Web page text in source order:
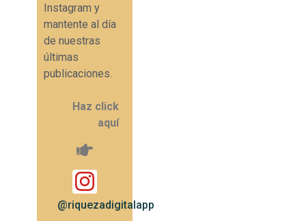
Instagram y
mantente al día
de nuestras
últimas
publicaciones.
Haz click
aquí
@riquezadigitalapp